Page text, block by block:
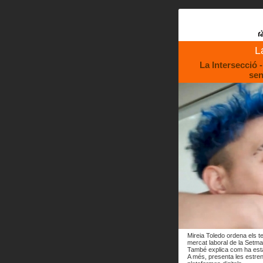
La Intersecció
Mireia Toledo ordena els
mercat laboral de la
També explica com ha
A més, presenta les